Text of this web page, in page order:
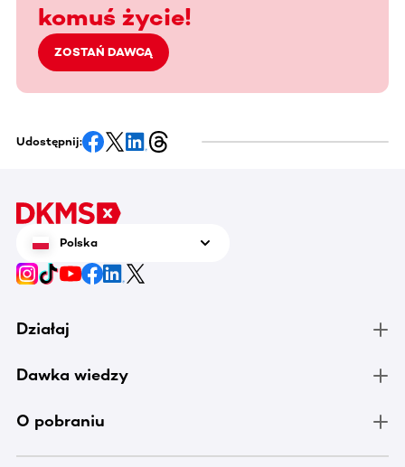
komuś życie!
ZOSTAŃ DAWCĄ
Udostępnij:
Polska
Działaj
Dawka wiedzy
O pobraniu